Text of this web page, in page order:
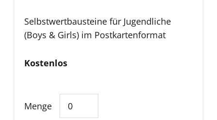
Selbstwertbausteine für Jugendliche
(Boys & Girls) im Postkartenformat
Kostenlos
Menge